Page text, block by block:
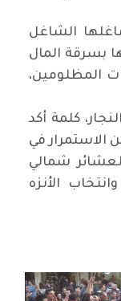
الشاغل
بسرقة المال
المظلومين،
كلمة أكد
الاستمرار في
شمالي
الأنزه